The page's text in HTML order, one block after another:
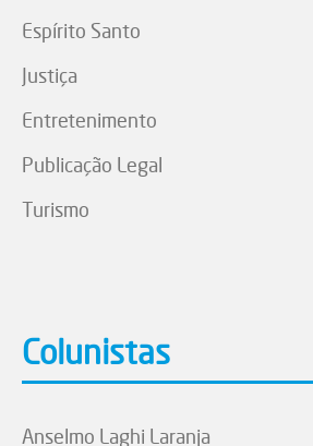
Espírito Santo
Justiça
Entretenimento
Publicação Legal
Turismo
Colunistas
Anselmo Laghi Laranja